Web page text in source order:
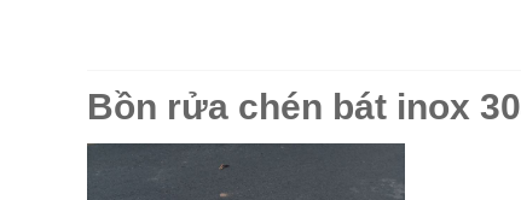
Bồn rửa chén bát inox